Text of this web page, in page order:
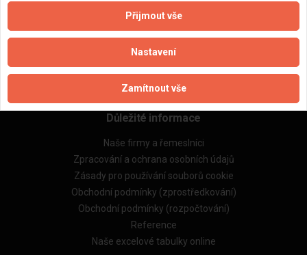
Důležité informace
Naše firmy a řemeslníci
Zpracování a ochrana osobních údajů
Zásady pro používání souborů cookie
Obchodní podmínky (zprostředkování)
Obchodní podmínky (rozpočtování)
Reference
Naše excelové tabulky online
Přijmout vše
Nastavení
Zamítnout vše